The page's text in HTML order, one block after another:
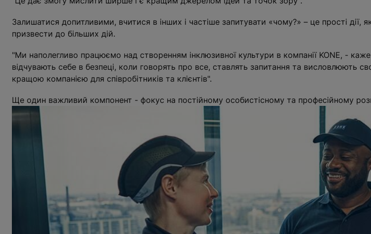
Залишатися допитливими, вчитися в інших і частіше запитувати «чому?» – це прості дії,
призвести до більших дій.
"Ми наполегливо працюємо над створенням інклюзивної культури в компанії KONE, - каже
відчувають себе в безпеці, коли говорять про все, ставлять запитання та висловлюють
кращою компанією для співробітників та клієнтів".
Ще один важливий компонент - фокус на постійному особистісному та професійному